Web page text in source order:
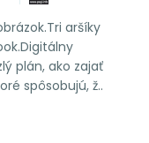
aršíky
plán, ako zajať
spôsobujú, ž..